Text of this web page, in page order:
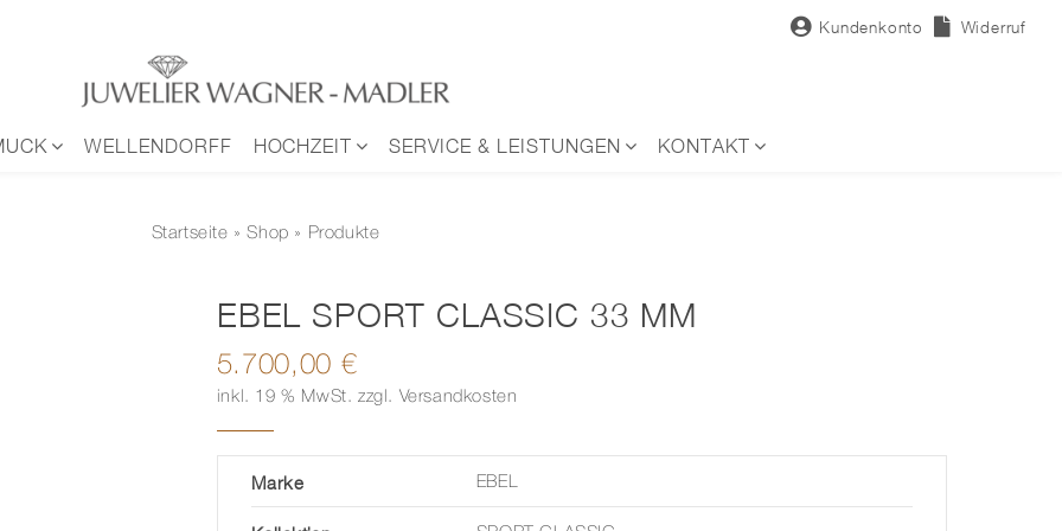
Kundenkonto Widerruf
WELLENDORFF HOCHZEIT SERVICE & LEISTUNGEN KONTAKT
Startseite »Shop » Produkte
EBEL SPORT CLASSIC 33 MM
5.700,00 €
inkl. 19 % MwSt. zzgl. Versandkosten
Marke EBEL